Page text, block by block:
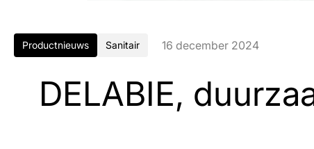
Productnieuws Sanitair 16 december 2024
DELABIE,